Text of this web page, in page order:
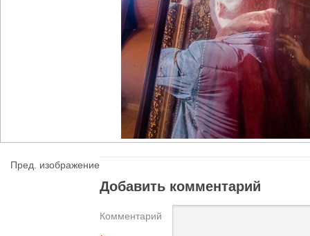
Пред. изображение
Добавить комментарий
Комментарий